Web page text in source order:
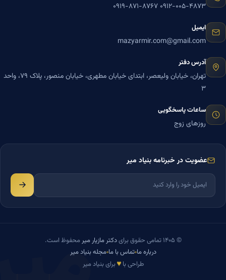
۰۹۱۲-۰۰۵-۴۸۷۳ ۰۹۱۹-۸۷۱-۸۷۶۷
ایمیل
mazyarmir.com@gmail.com
آدرس دفتر
تهران، خیابان ولیعصر، ابتدای خیابان مطهری، خیابان منصور، پلاک ۷۹، واحد
۳
ساعات پاسخگویی
روزهای زوج
عضویت در خبرنامه بنیاد میر
© ۱۴۰۵ تمامی حقوق برای دکتر مازیار میر محفوظ است.
درباره ما تماس با ما مجله بنیاد میر
طراحی با♥ برای بنیاد میر